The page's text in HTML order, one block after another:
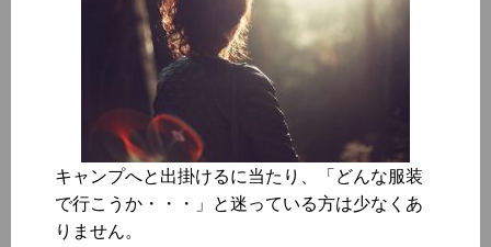
キャンプへと出掛けるに当たり、「どんな服装
で行こうか・・・」と迷っている方は少なくあ
りません。